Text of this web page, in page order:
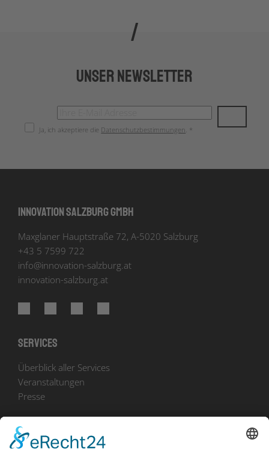
Unser Newsletter
Ja, ich akzeptiere die Datenschutzbestimmungen. *
Innovation Salzburg GmbH
Maxglaner Hauptstraße 72, A-5020 Salzburg
+43 5 7599 722
info@innovation-salzburg.at
innovation-salzburg.at
Services
Überblick aller Services
Veranstaltungen
Presse
Bekanntmachungen